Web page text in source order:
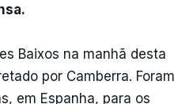
Baixos na manhã desta
por Camberra. Foram
em Espanha, para os